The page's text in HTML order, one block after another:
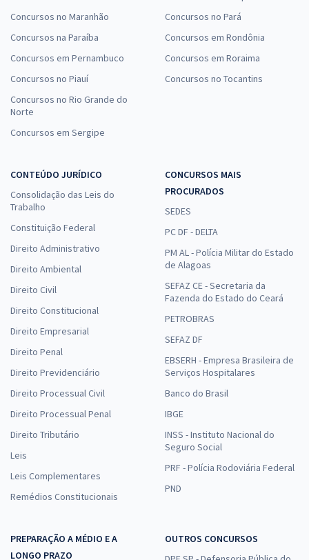
Concursos no Maranhão
Concursos na Paraíba
Concursos em Pernambuco
Concursos no Piauí
Concursos no Rio Grande do
Norte
Concursos em Sergipe
Concursos no Pará
Concursos em Rondônia
Concursos em Roraima
Concursos no Tocantins
CONTEÚDO JURÍDICO
Consolidação das Leis do
Trabalho
Constituição Federal
Direito Administrativo
Direito Ambiental
Direito Civil
Direito Constitucional
Direito Empresarial
Direito Penal
Direito Previdenciário
Direito Processual Civil
Direito Processual Penal
Direito Tributário
Leis
Leis Complementares
Remédios Constitucionais
CONCURSOS MAIS
PROCURADOS
SEDES
PC DF - DELTA
PM AL - Polícia Militar do Estado
de Alagoas
SEFAZ CE - Secretaria da
Fazenda do Estado do Ceará
PETROBRAS
SEFAZ DF
EBSERH - Empresa Brasileira de
Serviços Hospitalares
Banco do Brasil
IBGE
INSS - Instituto Nacional do
Seguro Social
PRF - Polícia Rodoviária Federal
PND
PREPARAÇÃO A MÉDIO E A
LONGO PRAZO
OUTROS CONCURSOS